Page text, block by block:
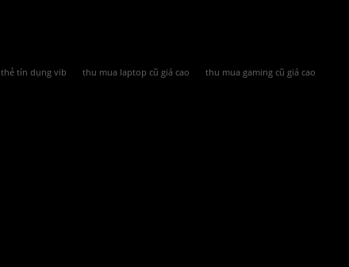
thẻ tín dụng vib thu mua laptop cũ giá cao thu mua gaming cũ giá cao